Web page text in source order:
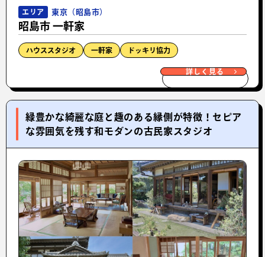
エリア 東京（昭島市）
昭島市 一軒家
ハウススタジオ 一軒家 ドッキリ協力
詳しく見る
緑豊かな綺麗な庭と趣のある縁側が特徴！セピア
な雰囲気を残す和モダンの古民家スタジオ